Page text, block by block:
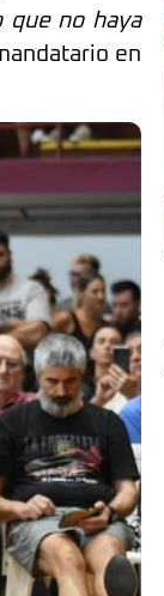
que no haya
en